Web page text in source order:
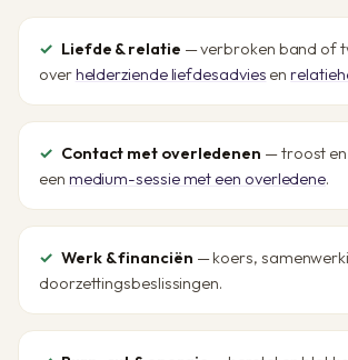
Liefde & relatie — verbroken band of
overhelderziende liefdesadvies en
Contact met overledenen — troost
een medium-sessie met een overledene.
Werk & financiën — koers,
doorzettingsbeslissingen.